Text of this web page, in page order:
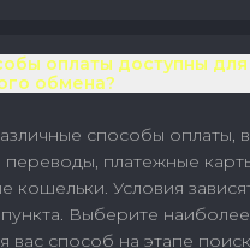
оплаты доступны для
обмена?
способы оплаты,
переводы, платежные
кошельки. Условия
Выберите наиболее
вас способ на этапе